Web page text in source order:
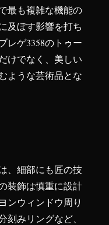
最も複雑な機能の
及ぼす影響を打ち
レゲ3358のトゥー
けでなく、美しい
ような芸術品とな
、細部にも匠の技
装飾は慎重に設計
ンウィンドウ周り
刻みリングなど、